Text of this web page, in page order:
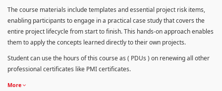
The course materials include templates and essential project risk items,
enabling participants to engage in a practical case study that covers the
entire project lifecycle from start to finish. This hands-on approach enables
them to apply the concepts learned directly to their own projects.
Student can use the hours of this course as ( PDUs ) on renewing all other
professional certificates like PMI certificates.
More